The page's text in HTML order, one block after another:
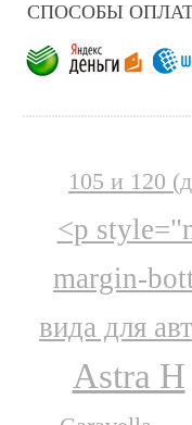
СПОСОБЫ
105 и 120
<p
margin-
вида для
Astra H